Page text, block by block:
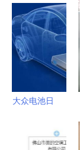
电缆集团光
伏电缆市场
份额持续攀
升
大众电池日
现，宁德时